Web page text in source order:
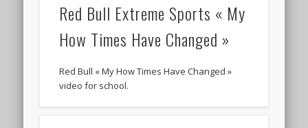
Red Bull Extreme Sports « My
How Times Have Changed »
Red Bull « My How Times Have Changed »
video for school.